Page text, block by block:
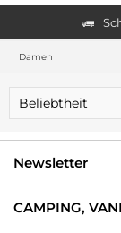
Damen
Newsletter
CAMPING,